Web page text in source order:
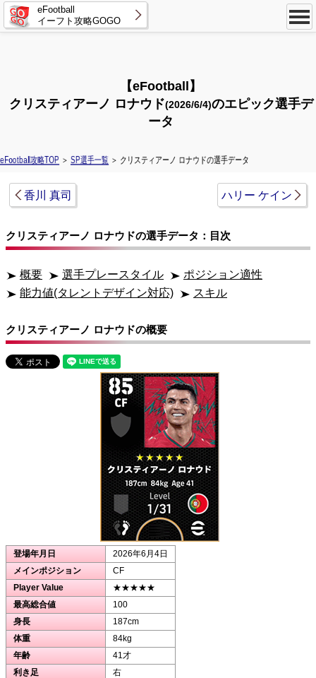
eFootball
イーフト攻略GOGO
【eFootball】
クリスティアーノ ロナウド(2026/6/4)のエピック選手デ
ータ
eFootball攻略TOP ＞ SP選手一覧 ＞ クリスティアーノ ロナウドの選手データ
香川 真司 ハリー ケイン
クリスティアーノ ロナウドの選手データ：目次
概要 選手プレースタイル
ポジション適性
能力値(タレントデザイン対応)
スキル
クリスティアーノ ロナウドの概要
登場年月日
2026年6月4日
メインポジション
CF
Player Value
★★★★★
最高総合値
100
身長
187cm
体重
84kg
年齢
41才
利き足
右